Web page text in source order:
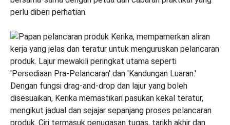
perlu diberi perhatian.